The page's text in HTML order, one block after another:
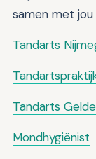
samen met jou
Tandarts
Tandarts
Mondhygiënist